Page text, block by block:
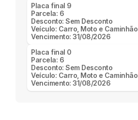
Placa final 9
Parcela: 6
Desconto:Sem Desconto
Veículo: Carro, Moto e Caminhão
Vencimento:31/08/2026
Placa final 0
Parcela: 6
Desconto:Sem Desconto
Veículo: Carro, Moto e Caminhão
Vencimento:31/08/2026